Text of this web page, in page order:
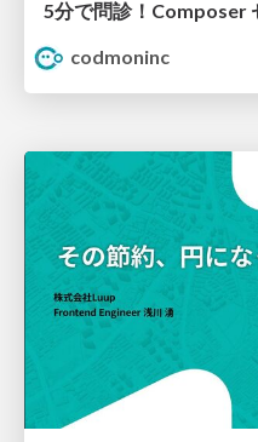
5分で問診！Composer
codmoninc